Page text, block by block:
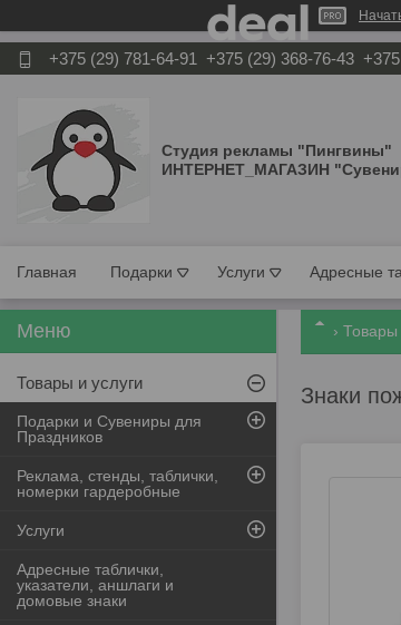
+375 (29) 781-64-91 +375 (29) 368-76-43
Студия рекламы "Пингвины"
ИНТЕРНЕТ_МАГАЗИН
Главная Подарки Услуги Адресные
Товары
Знаки
Товары и услуги
Подарки и Сувениры для
Праздников
Реклама, стенды, таблички,
номерки гардеробные
Услуги
Адресные таблички,
указатели, аншлаги и
домовые знаки